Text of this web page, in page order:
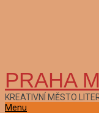
PRAHA
KREATIVNÍ MĚSTO
Primary
Menu